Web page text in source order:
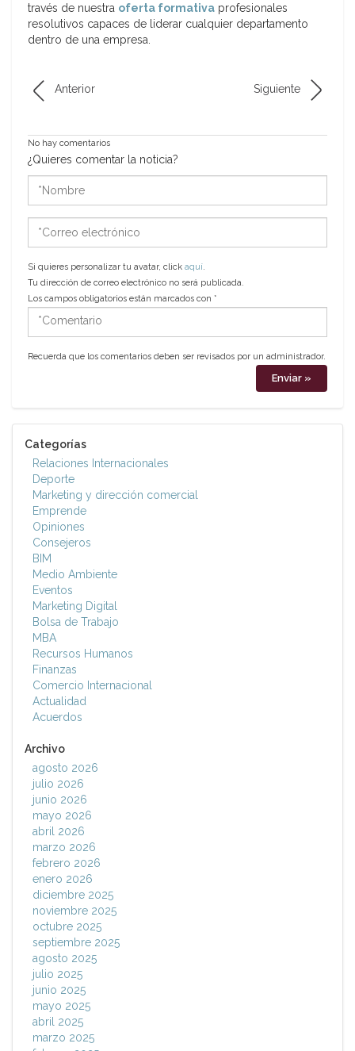
través de nuestra oferta formativa profesionales
resolutivos capaces de liderar cualquier departamento
dentro de una empresa.
Anterior Siguiente
No hay comentarios
¿Quieres comentar la noticia?
*Nombre
*Correo
electrónico
Si quieres personalizar tu avatar, click aquí.
Tu dirección de correo electrónico no será publicada.
Los campos obligatorios están marcados con *
*Comentario
Recuerda que los comentarios deben ser revisados por un administrador.
Categorías
Relaciones Internacionales
Deporte
Marketing y dirección comercial
Emprende
Opiniones
Consejeros
BIM
Medio Ambiente
Eventos
Marketing Digital
Bolsa de Trabajo
MBA
Recursos Humanos
Finanzas
Comercio Internacional
Actualidad
Acuerdos
Archivo
agosto 2026
julio 2026
junio 2026
mayo 2026
abril 2026
marzo 2026
febrero 2026
enero 2026
diciembre 2025
noviembre 2025
octubre 2025
septiembre 2025
agosto 2025
julio 2025
junio 2025
mayo 2025
abril 2025
marzo 2025